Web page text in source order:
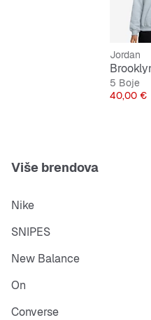
Jordan
5 Boje
Cijena
40,00 €
Više brendova
Nike
SNIPES
New Balance
On
Converse